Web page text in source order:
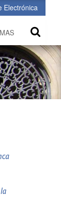
Electrónica